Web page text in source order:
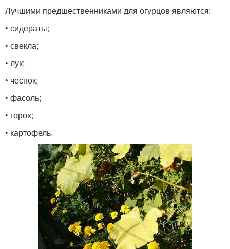
Лучшими предшественниками для огурцов являются:
• сидераты;
• свекла;
• лук;
• чеснок;
• фасоль;
• горох;
• картофель.